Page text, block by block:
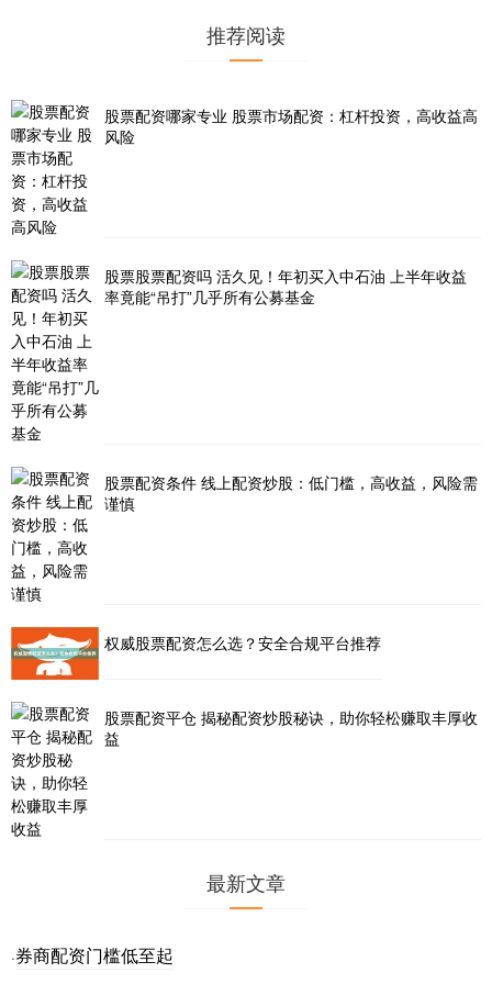
推荐阅读
股票配资哪家专业 股票市场配资：杠杆投资，高收益高
风险
股票股票配资吗 活久见！年初买入中石油 上半年收益
率竟能“吊打”几乎所有公募基金
股票配资条件 线上配资炒股：低门槛，高收益，风险需
谨慎
权威股票配资怎么选？安全合规平台推荐
股票配资平仓 揭秘配资炒股秘诀，助你轻松赚取丰厚收
益
最新文章
·券商配资门槛低至起